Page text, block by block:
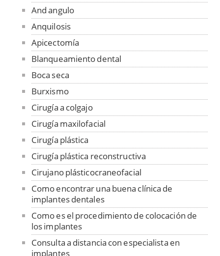
And angulo
Anquilosis
Apicectomía
Blanqueamiento dental
Boca seca
Burxismo
Cirugía a colgajo
Cirugía maxilofacial
Cirugía plástica
Cirugía plástica reconstructiva
Cirujano plásticocraneofacial
Como encontrar una buena clínica de
implantes dentales
Como es el procedimiento de colocación de
los implantes
Consulta a distancia con especialista en
implantes